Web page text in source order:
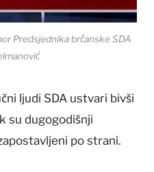
Predsjednika brčanske SDA
ljudi SDA ustvari bivši
su dugogodišnji
po strani.